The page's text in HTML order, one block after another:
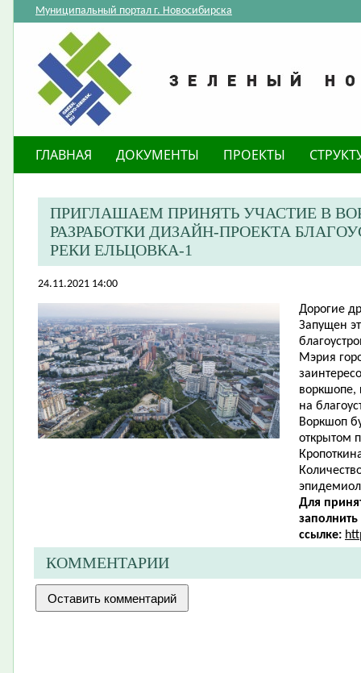
Муниципальный портал г. Новосибирска
ГЛАВНАЯ ДОКУМЕНТЫ ПРОЕКТЫ
ПРИГЛАШАЕМ ПРИНЯТЬ УЧАСТИЕ В
РАЗРАБОТКИ ДИЗАЙН-ПРОЕКТА
РЕКИ ЕЛЬЦОВКА-1
24.11.2021 14:00
Дорогие
Запущен
Мэрия
воркшопе,
на
Воркшоп
открытом
Для
ссылке:
КОММЕНТАРИИ